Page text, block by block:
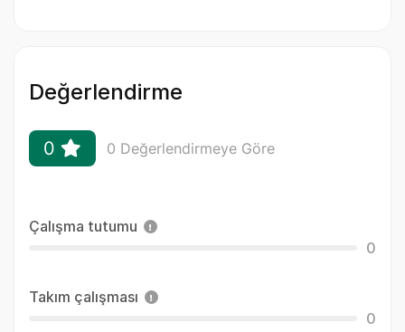
Değerlendirme
0 0 Değerlendirmeye Göre
Çalışma tutumu
0
Takım çalışması
0